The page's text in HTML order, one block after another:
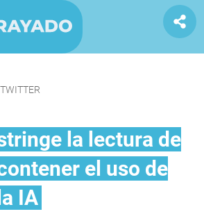
TWITTER
la lectura de
el uso de
IA